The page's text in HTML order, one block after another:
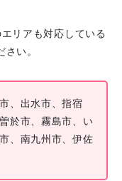
リアも対応している
い。
、出水市、指宿
於市、霧島市、い
、南九州市、伊佐